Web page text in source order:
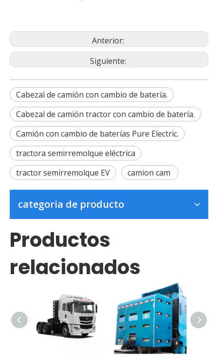
Anterior:
Siguiente:
Cabezal de camión con cambio de batería.
Cabezal de camión tractor con cambio de batería.
Camión con cambio de baterías Pure Electric.
tractora semirremolque eléctrica
tractor semirremolque EV
camion cam
categoria de producto
Productos
relacionados